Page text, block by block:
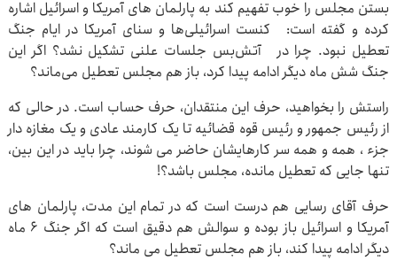
بستن مجلس را خوب تفهیم کند به پارلمان های آمریکا و اسرائیل اشاره
کرده و گفته است: کنست اسرائیلی‌ها و سنای آمریکا در ایام جنگ
تعطیل نبود. چرا در آتش‌بس جلسات علنی تشکیل نشد؟ اگر این
جنگ شش ماه دیگر ادامه پیدا کرد، باز هم مجلس تعطیل می‌ماند؟
راستش را بخواهید، حرف این منتقدان، حرف حساب است. در حالی که
از رئیس جمهور و رئیس قوه قضائیه تا یک کارمند عادی و یک مغازه دار
جزء ، همه و همه سر کارهایشان حاضر می شوند، چرا باید در این بین،
تنها جایی که تعطیل مانده، مجلس باشد؟!
حرف آقای رسایی هم درست است که در تمام این مدت، پارلمان های
آمریکا و اسرائیل باز بوده و سوالش هم دقیق است که اگر جنگ ۶ ماه
دیگر ادامه پیدا کند، باز هم مجلس تعطیل می ماند؟